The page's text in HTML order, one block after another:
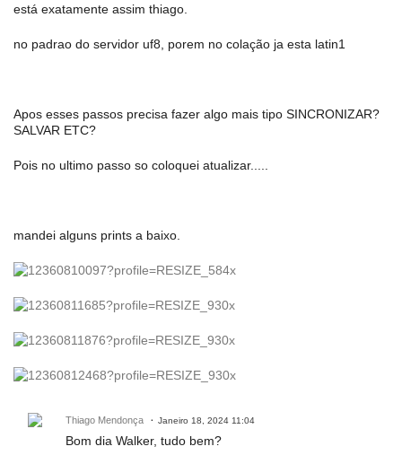
está exatamente assim thiago.
no padrao do servidor uf8, porem no colação ja esta latin1
Apos esses passos precisa fazer algo mais tipo SINCRONIZAR?
SALVAR ETC?
Pois no ultimo passo so coloquei atualizar.....
mandei alguns prints a baixo.
Thiago Mendonça Janeiro 18, 2024 11:04
Bom dia Walker, tudo bem?